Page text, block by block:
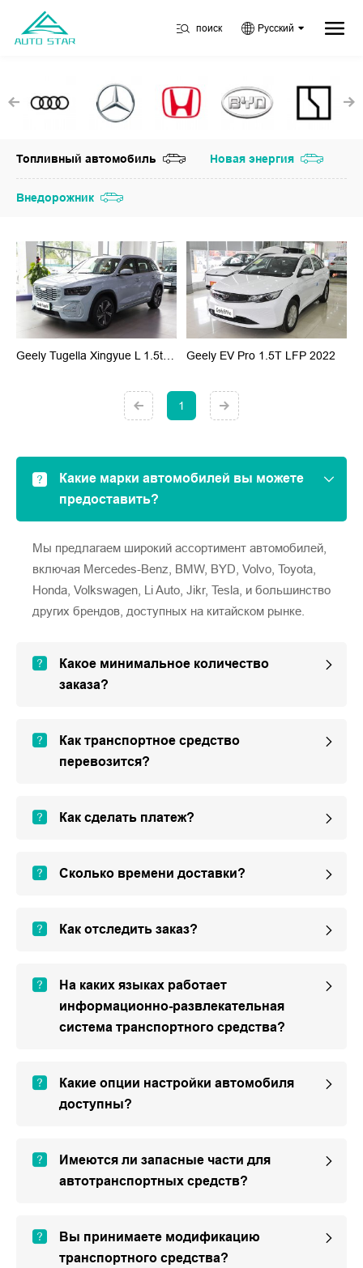
поиск Русский
Топливный автомобиль Новая энергия
Внедорожник
Geely Tugella Xingyue L 1.5t Erev Zhizhen Версии 2022 Geely EV Pro 1.5T LFP 2022
1
Какие марки автомобилей вы можете
предоставить?
Мы предлагаем широкий ассортимент автомобилей,
включая Mercedes-Benz, BMW, BYD, Volvo, Toyota,
Honda, Volkswagen, Li Auto, Jikr, Tesla, и большинство
других брендов, доступных на китайском рынке.
Какое минимальное количество
заказа?
Как транспортное средство
перевозится?
Как сделать платеж?
Сколько времени доставки?
Как отследить заказ?
На каких языках работает
информационно-развлекательная
система транспортного средства?
Какие опции настройки автомобиля
доступны?
Имеются ли запасные части для
автотранспортных средств?
Вы принимаете модификацию
транспортного средства?